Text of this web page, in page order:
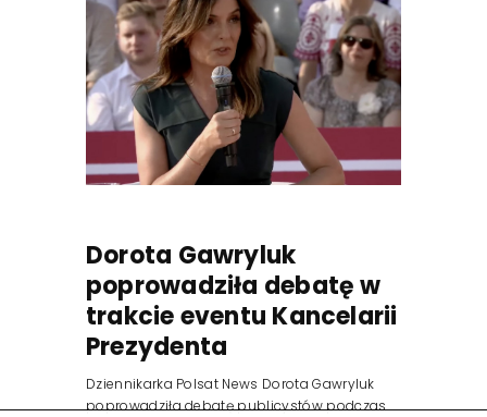
Dorota Gawryluk
poprowadziła debatę w
trakcie eventu Kancelarii
Prezydenta
Dziennikarka Polsat News Dorota Gawryluk
poprowadziła debatę publicystów podczas